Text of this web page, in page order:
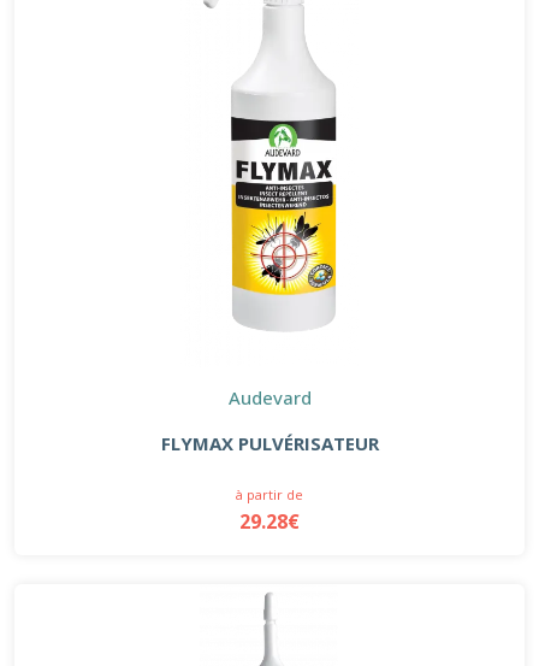
Audevard
FLYMAX PULVÉRISATEUR
à partir de
29.28€